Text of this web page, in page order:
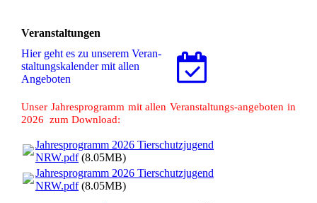
Veranstaltungen
Hier geht es zu unserem Ver­an­
stal­tungs­ka­len­der mit allen
Angeboten
Unser Jahresprogramm mit allen Veranstaltungs-angeboten in
2026 zum Download:
Jahresprogramm 2026 Tierschutzjugend
NRW.pdf(8.05MB)
Jahresprogramm 2026 Tierschutzjugend
NRW.pdf(8.05MB)